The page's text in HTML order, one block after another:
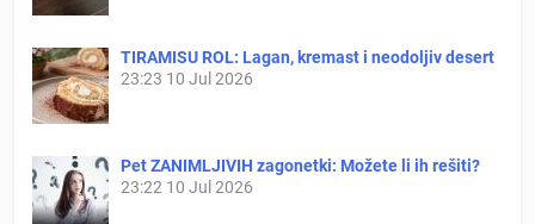
TIRAMISU ROL: Lagan, kremast i neodoljiv desert
23:23 10 Jul 2026
Pet ZANIMLJIVIH zagonetki: Možete li ih rešiti?
23:22 10 Jul 2026